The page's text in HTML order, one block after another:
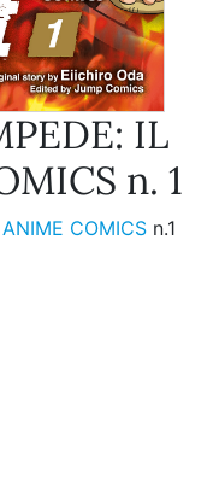
IL
n. 1
COMICS n.1